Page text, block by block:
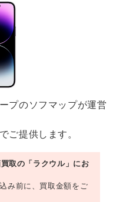
プのソフマップが運営
ご提供します。
取の「ラクウル」にお
み前に、買取金額をご